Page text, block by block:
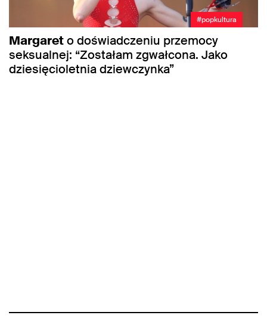
#popkultura
Margareto doświadczeniu przemocy
seksualnej: “Zostałam zgwałcona. Jako
dziesięcioletnia dziewczynka”